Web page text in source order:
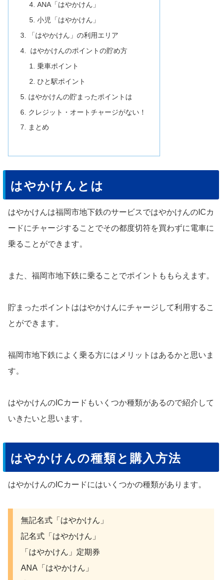
ANA「はやかけん」
小児「はやかけん」
「はやかけん」の利用エリア
はやかけんのポイントの貯め方
乗車ポイント
ひと駅ポイント
はやかけんの貯まったポイントは
クレジット・オートチャージがない！
まとめ
はやかけんとは
はやかけんは福岡市地下鉄のサービスではやかけんのICカ
ードにチャージすることでその都度切符を買わずに電車に
乗ることができます。
また、福岡市地下鉄に乗ることでポイントももらえます。
貯まったポイントははやかけんにチャージして利用するこ
とができます。
福岡市地下鉄によく乗る方にはメリットはあるかと思いま
す。
はやかけんのICカードもいくつか種類があるので紹介して
いきたいと思います。
はやかけんの種類と購入方法
はやかけんのICカードにはいくつかの種類があります。
無記名式「はやかけん」
記名式「はやかけん」
「はやかけん」定期券
ANA「はやかけん」